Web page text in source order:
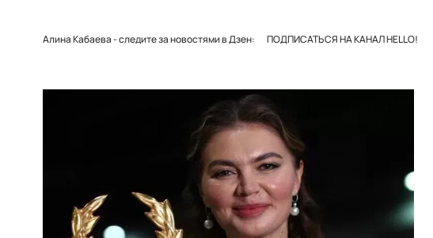
Алина Кабаева - следите за новостями в Дзен: ПОДПИСАТЬСЯ НА КАНАЛ HELLO!